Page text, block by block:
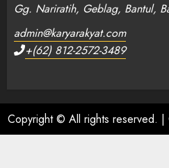
Gg. Nariratih, Geblag, Bantul,
admin@karyarakyat.com
+(62) 812-2572-3489
Copyright © All rights reserved. |